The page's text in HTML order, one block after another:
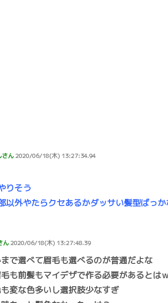
さん2020/06/18(木) 13:27:34.94
りそう
以外やたらクセあるかダッサい髪型ばっ
ん2020/06/18(木) 13:27:48.39
で選べて眉毛も選べるのが普通だよな
も前髪もマイデザで作る必要があるとは
変な色多いし選択肢少なすぎ